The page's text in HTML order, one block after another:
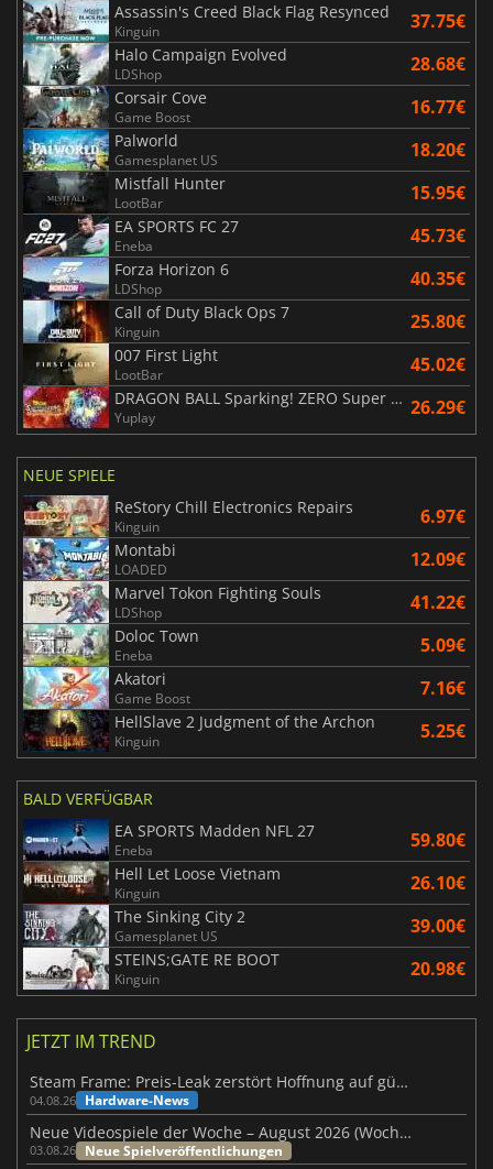
Assassin's Creed Black Flag Resynced
Kinguin 37.75€
Halo Campaign Evolved
LDShop 28.68€
Corsair Cove
Game Boost 16.77€
Palworld
Gamesplanet US 18.20€
Mistfall Hunter
LootBar 15.95€
EA SPORTS FC 27
Eneba 45.73€
Forza Horizon 6
LDShop 40.35€
Call of Duty Black Ops 7
Kinguin 25.80€
007 First Light
LootBar 45.02€
DRAGON BALL Sparking! ZERO Super Limit Breaking NEO
Yuplay 26.29€
NEUE SPIELE
ReStory Chill Electronics Repairs
Kinguin 6.97€
Montabi
LOADED 12.09€
Marvel Tokon Fighting Souls
LDShop 41.22€
Doloc Town
Eneba 5.09€
Akatori
Game Boost 7.16€
HellSlave 2 Judgment of the Archon
Kinguin 5.25€
BALD VERFÜGBAR
EA SPORTS Madden NFL 27
Eneba 59.80€
Hell Let Loose Vietnam
Kinguin 26.10€
The Sinking City 2
Gamesplanet US 39.00€
STEINS;GATE RE BOOT
Kinguin 20.98€
JETZT IM TREND
Steam Frame: Preis-Leak zerstört Hoffnung auf günstiges VR-Headset
04.08.26 Hardware-News
Neue Videospiele der Woche – August 2026 (Woche 32)
03.08.26 Neue Spielveröffentlichungen